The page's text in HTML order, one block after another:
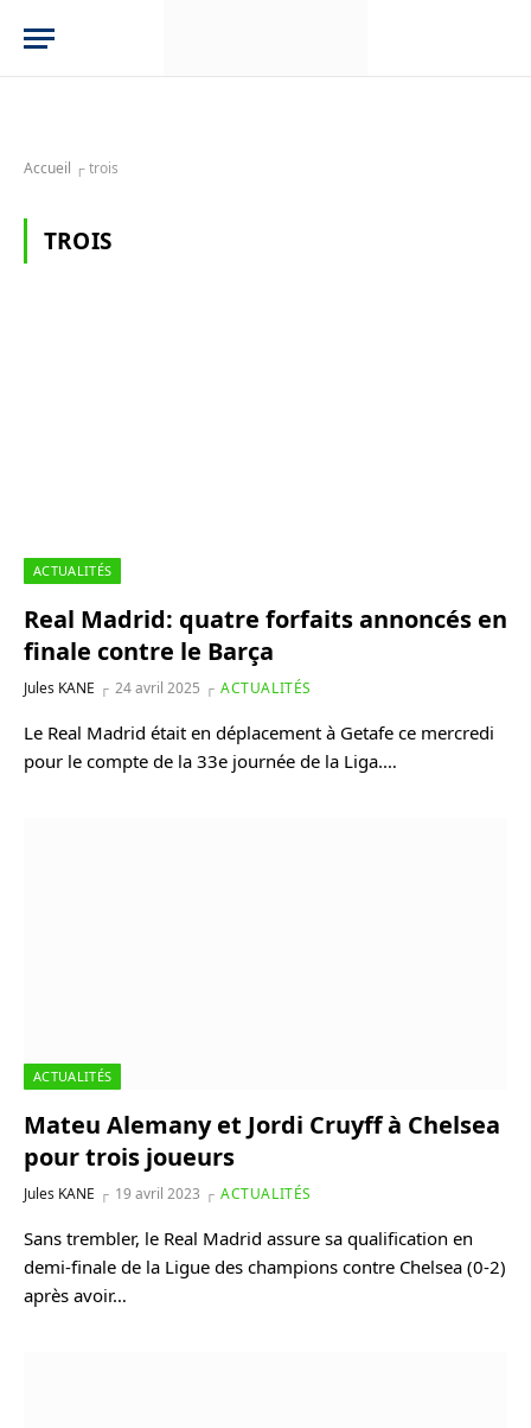
Accueil ┌trois
TROIS
ACTUALITÉS
Real Madrid: quatre forfaits annoncés en
finale contre le Barça
Jules KANE 24 avril 2025 ACTUALITÉS
Le Real Madrid était en déplacement à Getafe ce mercredi
pour le compte de la 33e journée de la Liga.…
ACTUALITÉS
Mateu Alemany et Jordi Cruyff à Chelsea
pour trois joueurs
Jules KANE 19 avril 2023 ACTUALITÉS
Sans trembler, le Real Madrid assure sa qualification en
demi-finale de la Ligue des champions contre Chelsea (0-2)
après avoir…